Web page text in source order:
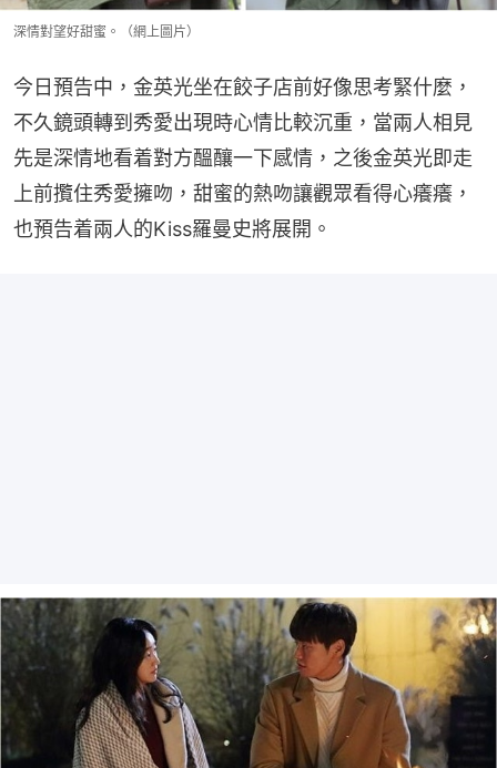
深情對望好甜蜜。（網上圖片）
今日預告中，金英光坐在餃子店前好像思考緊什麼，
不久鏡頭轉到秀愛出現時心情比較沉重，當兩人相見
先是深情地看着對方醞釀一下感情，之後金英光即走
上前攬住秀愛擁吻，甜蜜的熱吻讓觀眾看得心癢癢，
也預告着兩人的Kiss羅曼史將展開。